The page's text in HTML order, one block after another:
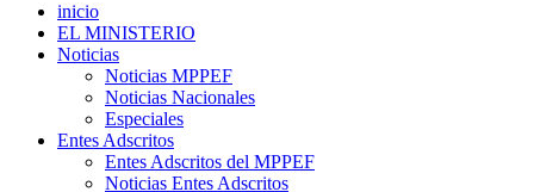
inicio
EL MINISTERIO
Noticias
Noticias MPPEF
Noticias Nacionales
Especiales
Entes Adscritos
Entes Adscritos del MPPEF
Noticias Entes Adscritos